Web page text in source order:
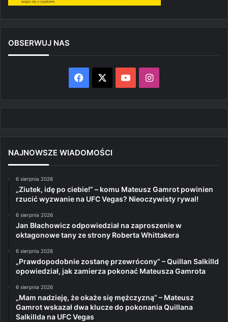
OBSERWUJ NAS
Facebook YouTubeInstagram
NAJNOWSZE WIADOMOŚCI
6 sierpnia 2026
„Ziutek, idę po ciebie!” – komu Mateusz Gamrot powinien
rzucić wyzwanie na UFC Vegas? Nieoczywisty rywal!
6 sierpnia 2026
Jan Błachowicz odpowiedział na zaproszenie w
oktagonowe tany ze strony Roberta Whittakera
6 sierpnia 2026
„Prawdopodobnie zostanę przewrócony” – Quillan Salkilld
opowiedział, jak zamierza pokonać Mateusza Gamrota
6 sierpnia 2026
„Mam nadzieję, że okaże się mężczyzną” – Mateusz
Gamrot wskazał dwa klucze do pokonania Quillana
Salkillda na UFC Vegas